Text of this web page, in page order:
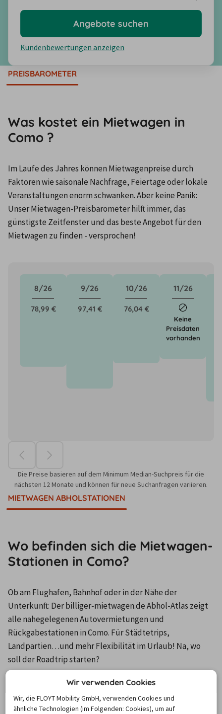
Kundenbewertungen anzeigen
Angebote suchen
PREISBAROMETER
Was kostet ein Mietwagen in
Como ?
Im Laufe des Jahres können Mietwagenpreise durch
Faktoren wie saisonale Nachfrage, Feiertage oder lokale
Veranstaltungen enorm schwanken. Aber keine Panik:
Unser Mietwagen-Preisbarometer hilft immer, das
günstigste Zeitfenster und das beste Angebot für den
Mietwagen zu finden - versprochen!
8/26
78,99 €
9/26
97,41 €
10/26
76,04 €
11/26
Keine
Preisdaten
vorhanden
Die Preise basieren auf dem Minimum Median-Suchpreis für die
nächsten 12 Monate und können für neue Suchanfragen variieren.
MIETWAGEN ABHOLSTATIONEN
Wo befinden sich die Mietwagen-
Stationen in Como?
Ob am Flughafen, Bahnhof oder in der Nähe der
Unterkunft: Der billiger-mietwagen.de Abhol-Atlas zeigt
alle nahegelegenen Autovermietungen und
Rückgabestationen in Como. Für Städtetrips,
Landpartien…und mehr Flexibilität im Urlaub! Na, wo
soll der Roadtrip starten?
Um die Karte und die Stationsinformationen
anzuzeigen, aktiviere bitte Cookies.
Wir verwenden Cookies
Wir, die FLOYT Mobility GmbH, verwenden Cookies und
ähnliche Technologien (im Folgenden: Cookies), um auf